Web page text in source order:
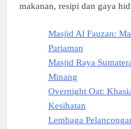
makanan, resipi dan gaya
Masjid Al Fauzan:
Pariaman
Masjid Raya
Minang
Overnight Oat:
Kesihatan
Lembaga